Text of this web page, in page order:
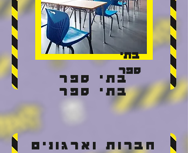
בתי ספר
בתי ספר
בתי
ספר
חברות וארגונים